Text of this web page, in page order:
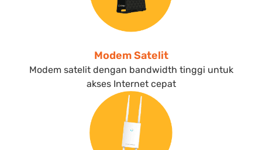
Modem Satelit
Modem satelit dengan bandwidth tinggi untuk
akses Internet cepat